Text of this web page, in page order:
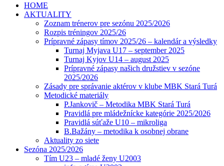
HOME
AKTUALITY
Zoznam trénerov pre sezónu 2025/2026
Rozpis tréningov 2025/26
Prípravné zápasy tímov 2025/26 – kalendár a výsledky
Turnaj Myjava U17 – september 2025
Turnaj Kyjov U14 – august 2025
Prípravné zápasy našich družstiev v sezóne
2025/2026
Zásady pre správanie aktérov v klube MBK Stará Turá
Metodické materiály
P.Jankovič – Metodika MBK Stará Turá
Pravidlá pre mládežnícke kategórie 2025/2026
Pravidlá súťaže U10 – mikroliga
B.Bažány – metodika k osobnej obrane
Aktuality zo siete
Sezóna 2025/2026
Tím U23 – mladé ženy U2003